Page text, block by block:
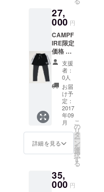
み
27,
000 円
CAMPF
IRE限定
価格 ・
UNLIM
ランニ
ングタ
イツon
ショー
ツ ・サ
イズ
「１
(S〜
M）」
・「２
(L〜
み
支援
者：
0人
お届
け予
定：
2017
年09
月
詳細を見る
こ
の
リ
タ
ー
ン
を
選
択
す
る
35,
000 円